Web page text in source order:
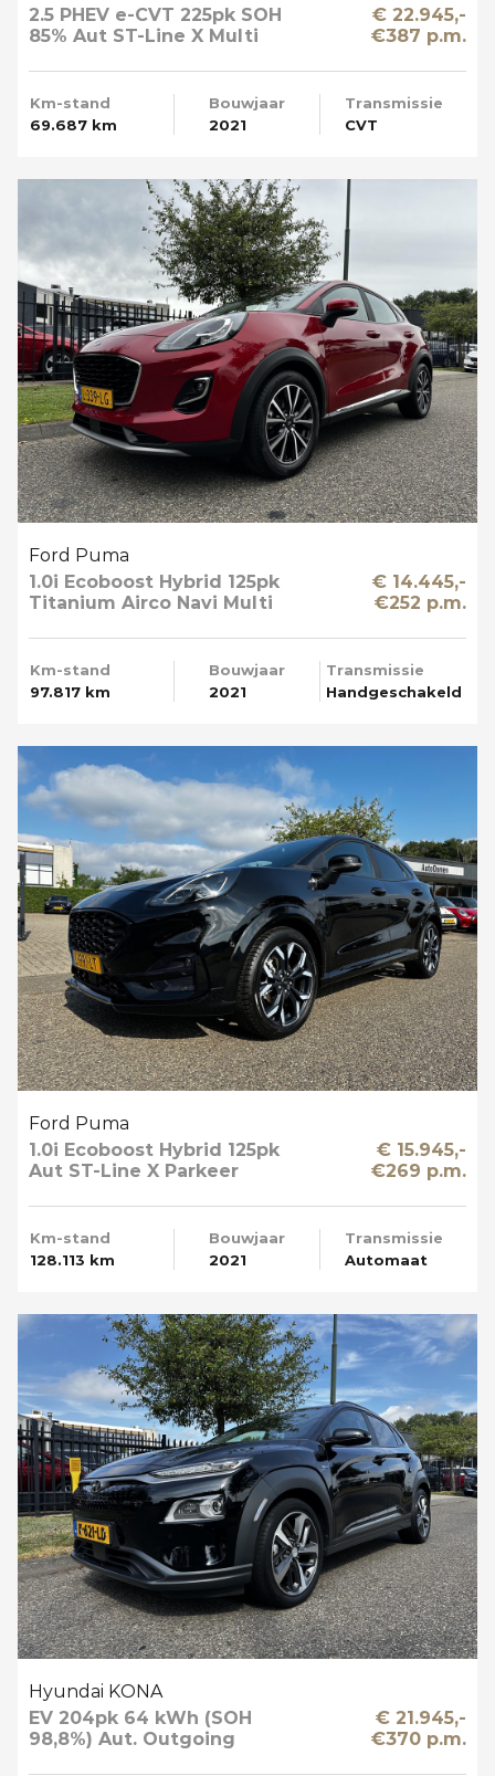
2.5 PHEV e-CVT 225pk SOH
85% Aut ST-Line X Multi
€ 22.945,-
€387 p.m.
Km-stand
69.687 km
Bouwjaar
2021
Transmissie
CVT
Ford Puma
1.0i Ecoboost Hybrid 125pk
Titanium Airco Navi Multi
€ 14.445,-
€252 p.m.
Km-stand
97.817 km
Bouwjaar
2021
Transmissie
Handgeschakeld
Ford Puma
1.0i Ecoboost Hybrid 125pk
Aut ST-Line X Parkeer
€ 15.945,-
€269 p.m.
Km-stand
128.113 km
Bouwjaar
2021
Transmissie
Automaat
Hyundai KONA
EV 204pk 64 kWh (SOH
98,8%) Aut. Outgoing
€ 21.945,-
€370 p.m.